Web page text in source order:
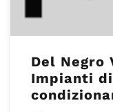
Del Negro
Impianti